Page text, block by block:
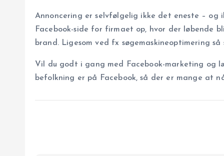
Annoncering er selvfølgelig ikke det eneste –
Facebook-side for firmaet op, hvor der løbende
brand. Ligesom ved fx søgemaskineoptimering
Vil du godt i gang med Facebook-marketing og
befolkning er på Facebook, så der er mange at